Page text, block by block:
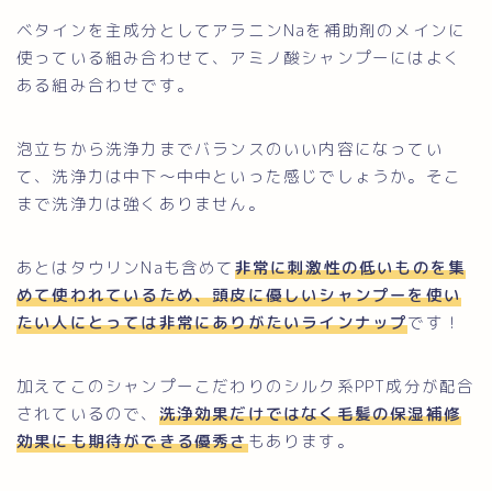
ベタインを主成分としてアラニンNaを補助剤のメインに
使っている組み合わせて、アミノ酸シャンプーにはよく
ある組み合わせです。
泡立ちから洗浄力までバランスのいい内容になってい
て、洗浄力は中下〜中中といった感じでしょうか。そこ
まで洗浄力は強くありません。
あとはタウリンNaも含めて非常に刺激性の低いものを集
めて使われているため、頭皮に優しいシャンプーを使い
たい人にとっては非常にありがたいラインナップです！
加えてこのシャンプーこだわりのシルク系PPT成分が配合
されているので、 洗浄効果だけではなく毛髪の保湿補修
効果にも期待ができる優秀さもあります。